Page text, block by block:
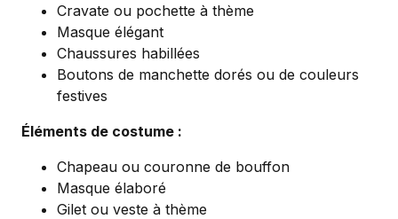
Cravate ou pochette à thème
Masque élégant
Chaussures habillées
Boutons de manchette dorés ou de couleurs
festives
Éléments de costume :
Chapeau ou couronne de bouffon
Masque élaboré
Gilet ou veste à thème